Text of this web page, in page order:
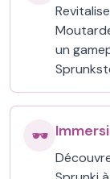
un
🕶️